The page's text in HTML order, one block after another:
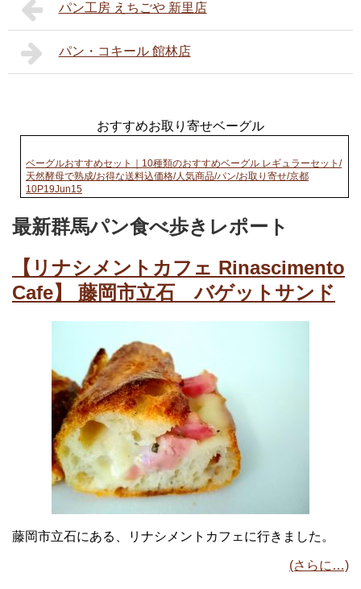
パン工房 えちごや 新里店
パン・コキール 館林店
おすすめお取り寄せベーグル
ベーグルおすすめセット｜10種類のおすすめベーグル レギュラーセット/
天然酵母で熟成/お得な送料込価格/人気商品/パン/お取り寄せ/京都
10P19Jun15
最新群馬パン食べ歩きレポート
【リナシメントカフェ Rinascimento
Cafe】 藤岡市立石 バゲットサンド
藤岡市立石にある、リナシメントカフェに行きました。
(さらに…)